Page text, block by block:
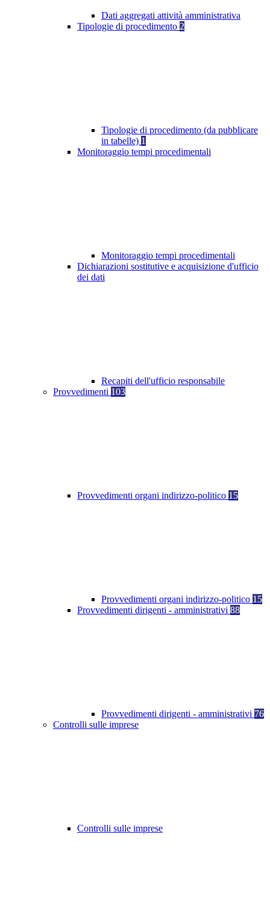
Dati aggregati attività amministrativa
Tipologie di procedimento 2
Tipologie di procedimento (da pubblicare
in tabelle) 1
Monitoraggio tempi procedimentali
Monitoraggio tempi procedimentali
Dichiarazioni sostitutive e acquisizione d'ufficio
dei dati
Recapiti dell'ufficio responsabile
Provvedimenti 103
Provvedimenti organi indirizzo-politico 15
Provvedimenti organi indirizzo-politico 15
Provvedimenti dirigenti - amministrativi 88
Provvedimenti dirigenti - amministrativi 76
Controlli sulle imprese
Controlli sulle imprese